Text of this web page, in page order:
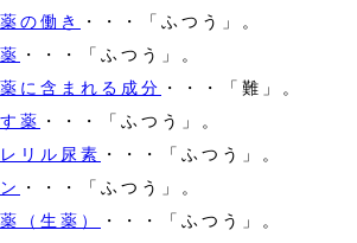
の働き
・・・「ふつう」。
・・・「ふつう」。
に含まれる成分 ・・・「難」。
薬 ・・・「ふつう」。
リル尿素 ・・・「ふつう」。
・・・「ふつう」。
（生薬）
・・・「ふつう」。